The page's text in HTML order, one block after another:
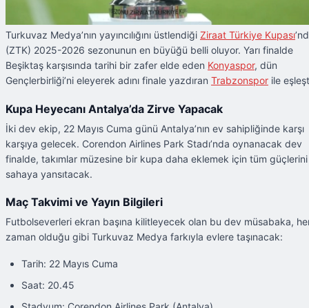
Turkuvaz Medya’nın yayıncılığını üstlendiği Ziraat Türkiye Kupası
(ZTK) 2025-2026 sezonunun en büyüğü belli oluyor. Yarı finalde
Beşiktaş karşısında tarihi bir zafer elde eden Konyaspor, dün
Gençlerbirliği’ni eleyerek adını finale yazdıran Trabzonspor ile
Kupa Heyecanı Antalya’da Zirve Yapacak
İki dev ekip, 22 Mayıs Cuma günü Antalya’nın ev sahipliğinde karşı
karşıya gelecek. Corendon Airlines Park Stadı’nda oynanacak dev
finalde, takımlar müzesine bir kupa daha eklemek için tüm güçlerini
sahaya yansıtacak.
Maç Takvimi ve Yayın Bilgileri
Futbolseverleri ekran başına kilitleyecek olan bu dev müsabaka,
zaman olduğu gibi Turkuvaz Medya farkıyla evlere taşınacak:
Tarih: 22 Mayıs Cuma
Saat: 20.45